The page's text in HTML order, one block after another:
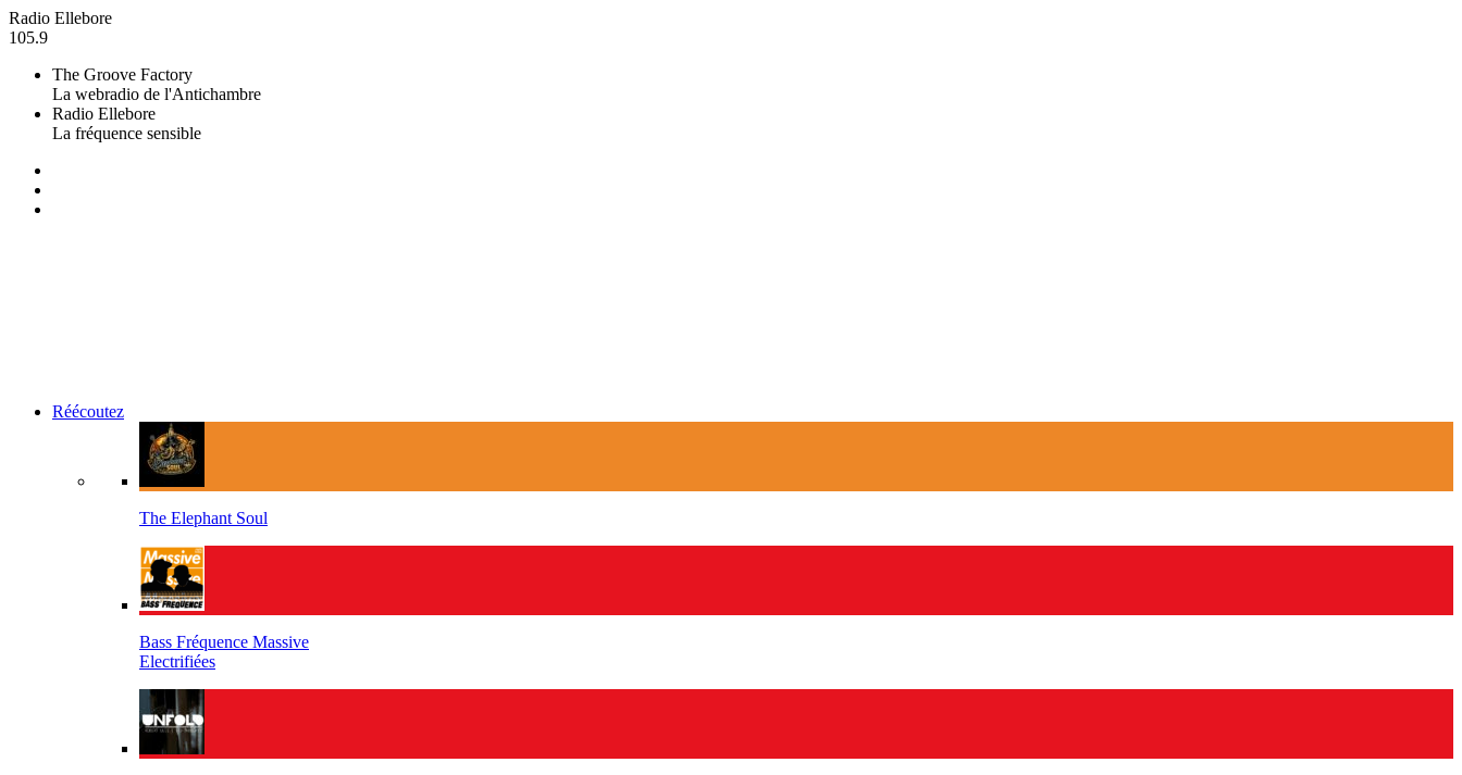
Radio Ellebore
105.9
The Groove Factory
La webradio de l'Antichambre
Radio Ellebore
La fréquence sensible
Réécoutez
The Elephant Soul
Bass Fréquence Massive
Electrifiées